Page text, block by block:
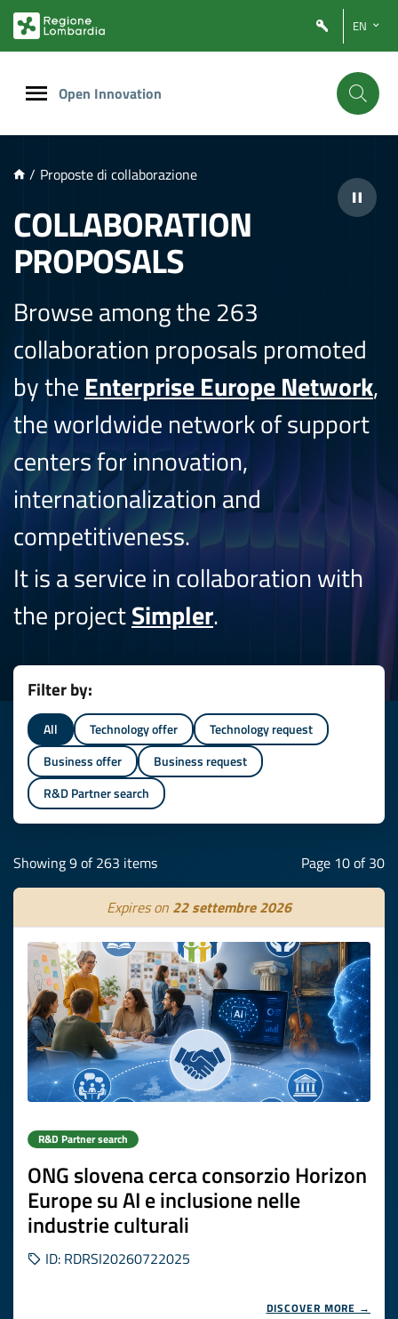
PRINCIPALE
EN
Open Innovation
/ Proposte di collaborazione
COLLABORATION
PROPOSALS
Browse among the 263
collaboration proposals promoted
by the Enterprise Europe Network,
the worldwide network of support
centers for innovation,
internationalization and
competitiveness.
It is a service in collaboration with
the projectSimpler.
Filter by:
All Technology offer
Technology request
Business offer
Business request
R&D Partner search
Showing 9 of 263 items Page 10 of 30
Expires on 22 settembre 2026
R&D Partner search
ONG slovena cerca consorzio Horizon
Europe su AI e inclusione nelle
industrie culturali
ID: RDRSI20260722025
DISCOVER MORE →